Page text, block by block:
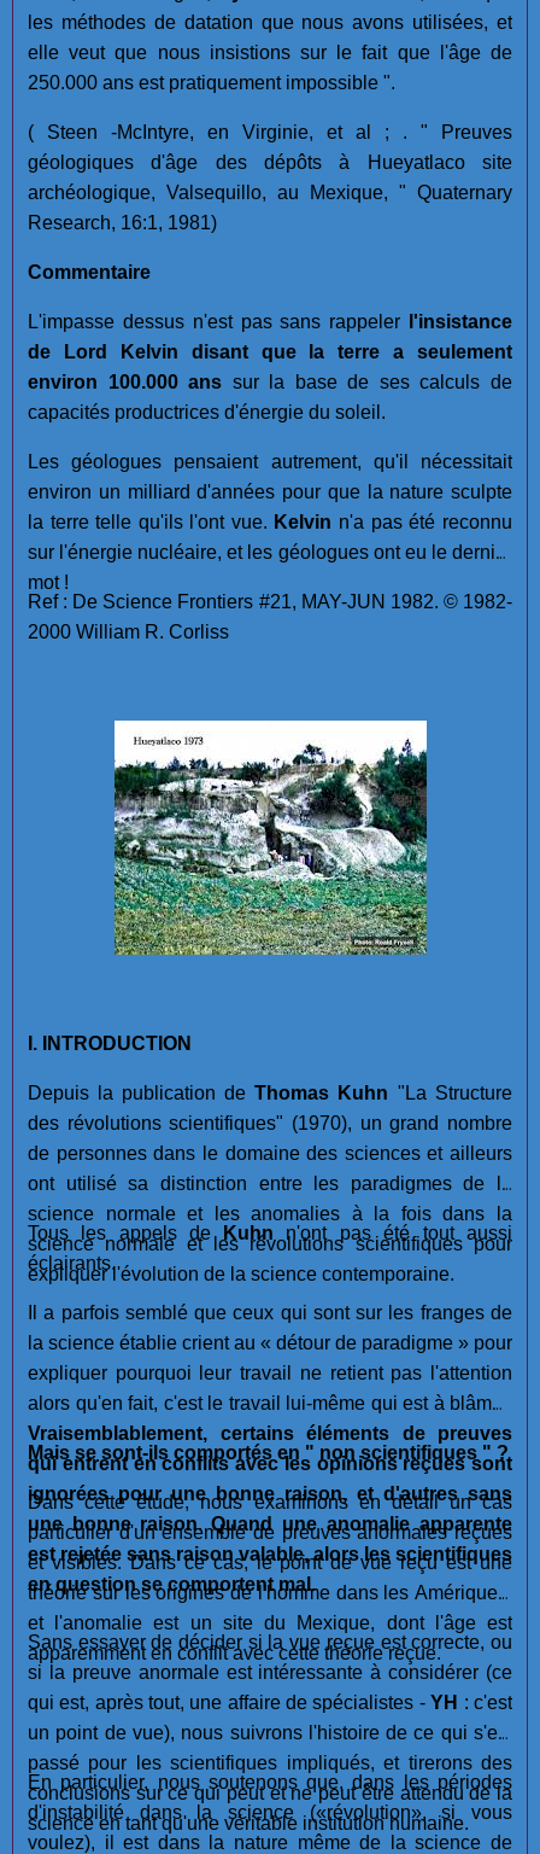
les méthodes de datation que nous avons utilisées, et
elle veut que nous insistions sur le fait que l'âge de
250.000 ans est pratiquement impossible ".
( Steen -McIntyre, en Virginie, et al ; . " Preuves
géologiques d'âge des dépôts à Hueyatlaco site
archéologique, Valsequillo, au Mexique, " Quaternary
Research, 16:1, 1981)
Commentaire
L'impasse dessus n'est pas sans rappeler
l'insistance
de Lord Kelvin disant que la terre a seulement
environ 100.000 ans sur la base de ses calculs de
capacités productrices d'énergie du soleil.
Les géologues pensaient autrement, qu'il nécessitait
environ un milliard d'années pour que la nature sculpte
la terre telle qu'ils l'ont vue. Kelvin n'a pas été reconnu
sur l'énergie nucléaire, et les géologues ont eu le dernier
mot !
Ref : De Science Frontiers #21, MAY-JUN 1982. © 1982-
2000 William R. Corliss
I. INTRODUCTION
Depuis la publication de Thomas Kuhn "La Structure
des révolutions scientifiques" (1970), un grand nombre
de personnes dans le domaine des sciences et ailleurs
ont utilisé sa distinction entre les paradigmes de la
science normale et les anomalies à la fois dans la
science normale et les révolutions scientifiques pour
expliquer l'évolution de la science contemporaine.
Tous les appels de Kuhn n'ont pas été tout aussi
éclairants.
Il a parfois semblé que ceux qui sont sur les franges de
la science établie crient au « détour de paradigme » pour
expliquer pourquoi leur travail ne retient pas l'attention
alors qu'en fait, c'est le travail lui-même qui est à blâmer.
Vraisemblablement, certains éléments de preuves
qui entrent en conflits avec les opinions reçues sont
ignorées pour une bonne raison, et d'autres sans
une bonne raison.Quand une anomalie apparente
est rejetée sans raison valable, alors les scientifiques
en question se comportent mal.
Mais se sont-ils comportés en " non scientifiques " ?
Dans cette étude, nous examinons en détail un cas
particulier d'un ensemble de preuves anormales reçues
et visibles. Dans ce cas, le point de vue reçu est une
théorie sur les origines de l'homme dans les Amériques,
et l'anomalie est un site du Mexique, dont l'âge est
apparemment en conflit avec cette théorie reçue.
Sans essayer de décider si la vue reçue est correcte, ou
si la preuve anormale est intéressante à considérer (ce
qui est, après tout, une affaire de spécialistes - YH : c'est
un point de vue), nous suivrons l'histoire de ce qui s'est
passé pour les scientifiques impliqués, et tirerons des
conclusions sur ce qui peut et ne peut être attendu de la
science en tant qu'une véritable institution humaine.
En particulier, nous soutenons que, dans les périodes
d'instabilité dans la science («révolution», si vous
voulez), il est dans la nature même de la science de